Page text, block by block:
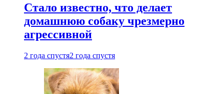
Стало известно, что делает
домашнюю собаку чрезмерно
агрессивной
2 года спустя2 года спустя